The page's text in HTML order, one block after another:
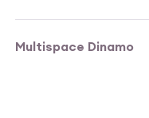
Multispace Dinamo